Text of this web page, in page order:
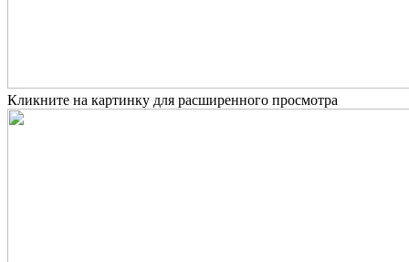
Кликните на картинку для расширенного просмотра